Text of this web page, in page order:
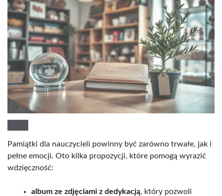
Pamiątki dla nauczycieli powinny być zarówno trwałe, jak i
pełne emocji. Oto kilka propozycji, które pomogą wyrazić
wdzięczność:
album ze zdjęciami z dedykacją, który pozwoli